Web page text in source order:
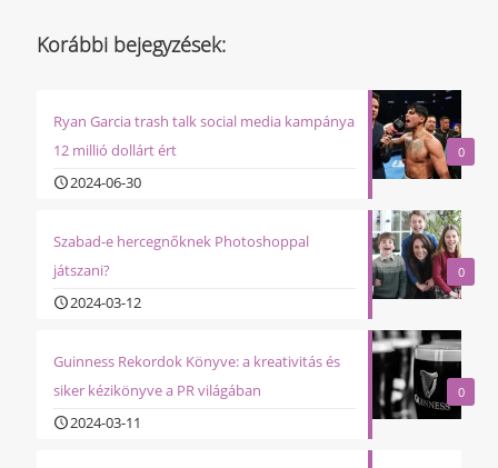
Korábbi bejegyzések:
0
Ryan Garcia trash talk social media kampánya
12 millió dollárt ért
2024-06-30
0
Szabad-e hercegnőknek Photoshoppal
játszani?
2024-03-12
0
Guinness Rekordok Könyve: a kreativitás és
siker kézikönyve a PR világában
2024-03-11